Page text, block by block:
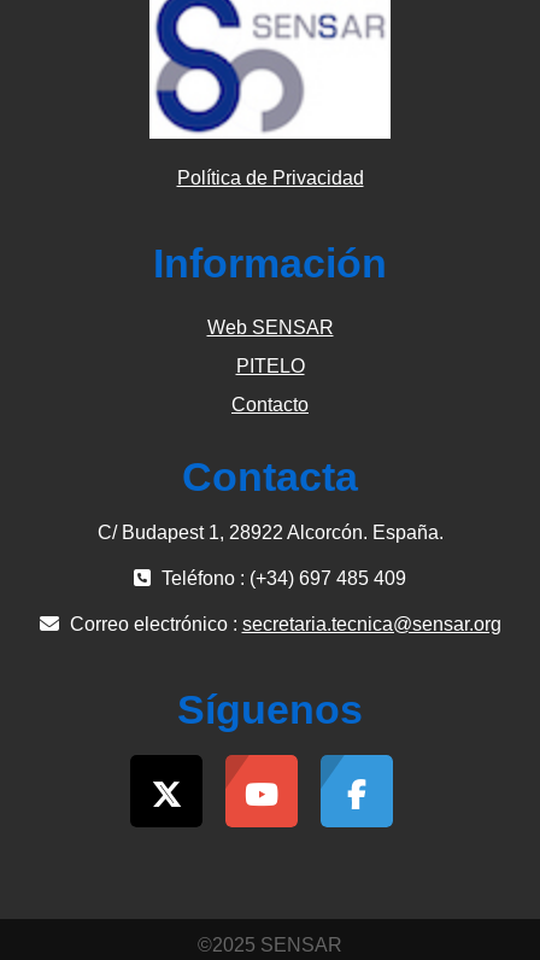
Política de Privacidad
Información
Web SENSAR
PITELO
Contacto
Contacta
C/ Budapest 1, 28922 Alcorcón. España.
Teléfono : (+34) 697 485 409
Correo electrónico : secretaria.tecnica@sensar.org
Síguenos
©2025 SENSAR